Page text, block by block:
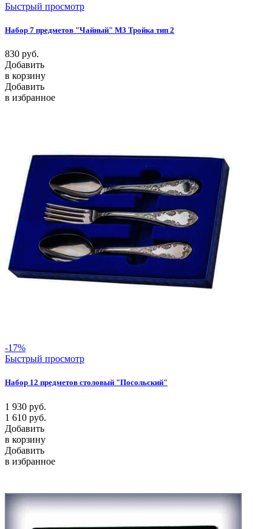
Быстрый просмотр
Набор 7 предметов "Чайный" М3 Тройка тип 2
830 руб.
Добавить
в корзину
Добавить
в избранное
-17%
Быстрый просмотр
Набор 12 предметов столовый "Посольский"
1 930 руб.
1 610 руб.
Добавить
в корзину
Добавить
в избранное